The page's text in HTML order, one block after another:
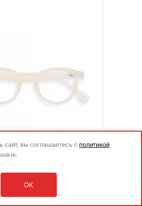
Оставить заявку
сайт, вы соглашаетесь с политикой
OK